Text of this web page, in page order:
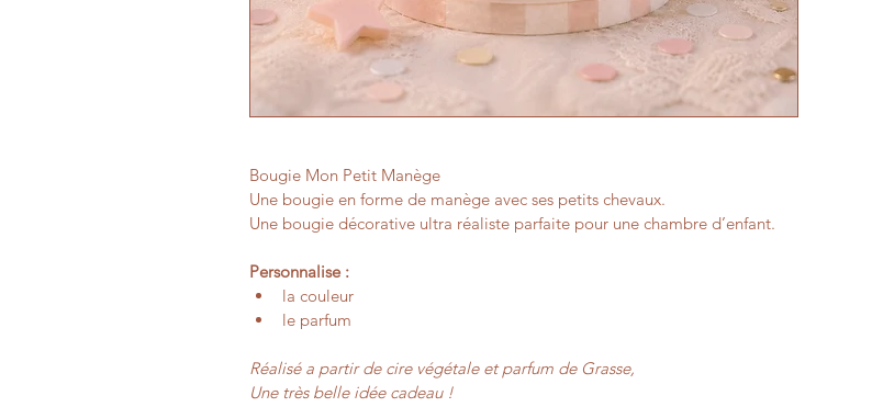
Bougie Mon Petit Manège
Une bougie en forme de manège avec ses petits chevaux.
Une bougie décorative ultra réaliste parfaite pour une chambre d’enfant.
Personnalise :
la couleur
le parfum
Réalisé a partir de cire végétale et parfum de Grasse,
Une très belle idée cadeau !